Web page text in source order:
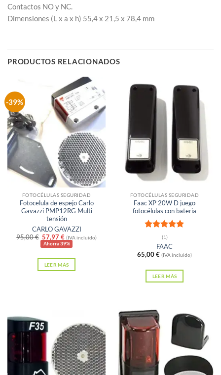
Contactos NO y NC.
Dimensiones (L x a x h) 55,4 x 21,5 x 78,4 mm
PRODUCTOS RELACIONADOS
-39%
Sin existencias
FOTOCÉLULAS SEGURIDAD
Fotocelula de espejo Carlo
Gavazzi PMP12RG Multi
tensión
CARLO GAVAZZI
95,00€ El
precio
era:
95,00 €.
57,97€El
precio
es:
57,97 €.
(IVA incluido)
Ahorra 39%
LEER MÁS
Sin existencias
FOTOCÉLULAS SEGURIDAD
Faac XP 20W D juego
fotocélulas con bateria
Valorado
con5 de 5
(1)
FAAC
65,00€ (IVA incluido)
LEER MÁS